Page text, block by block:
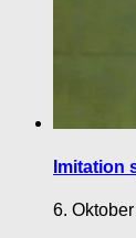
Imitation
6.